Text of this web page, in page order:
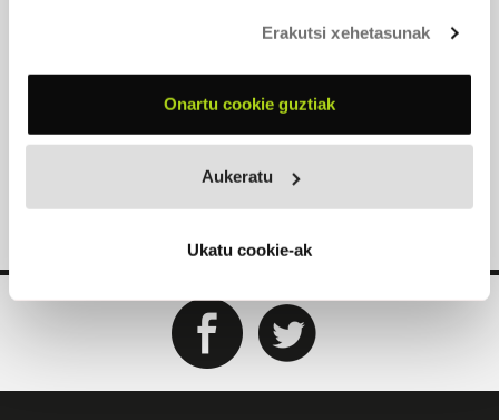
Erakutsi xehetasunak
Onartu cookie guztiak
Aukeratu
Ukatu cookie-ak
“Barnerako eta kanporako kanten arteko oreka bat dago
“Ez dago itxaropena beste biderik”
“Kantu bakoitzari behar zuen espazioa eman diogu”